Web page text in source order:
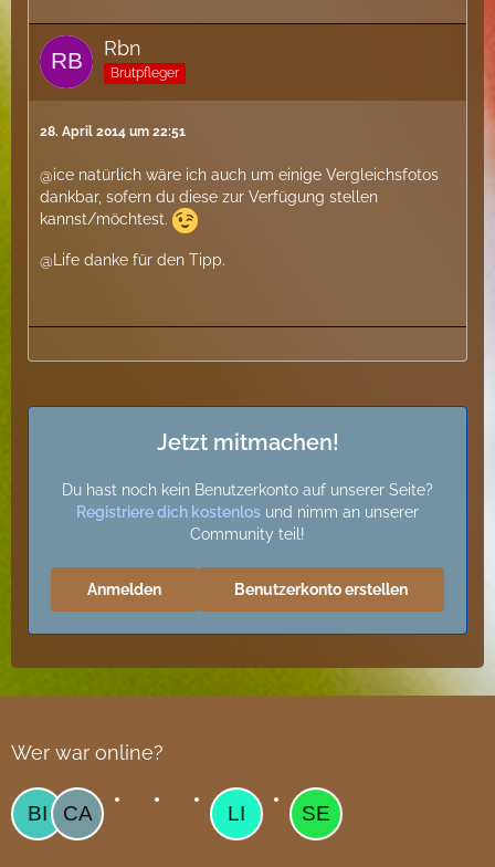
Rbn
Brutpfleger
28. April 2014 um 22:51
@ice natürlich wäre ich auch um einige Vergleichsfotos
dankbar, sofern du diese zur Verfügung stellen
kannst/möchtest.
@Life danke für den Tipp.
Jetzt mitmachen!
Du hast noch kein Benutzerkonto auf unserer Seite?
Registriere dich kostenlos und nimm an unserer
Community teil!
Benutzerkonto erstellen
Anmelden
Wer war online?